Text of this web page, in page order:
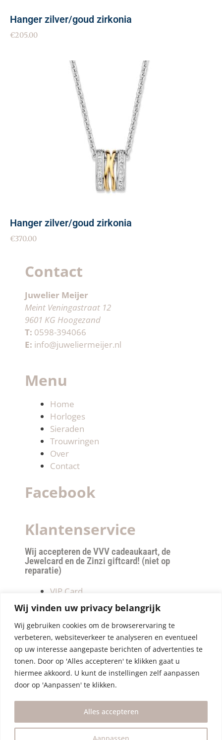
Wij vinden uw privacy belangrijk
Wij gebruiken cookies om de browserervaring te
verbeteren, websiteverkeer te analyseren en eventueel
op uw interesse aangepaste berichten of advertenties te
tonen. Door op 'Alles accepteren' te klikken gaat u
hiermee akkoord. U kunt de instellingen zelf aanpassen
door op 'Aanpassen' te klikken.
Aanpassen
Alles accepteren
Hanger zilver/goud zirkonia
€205.00
Hanger zilver/goud zirkonia
€370.00
Contact
Juwelier Meijer
Meint Veningastraat 12
9601 KG Hoogezand
T: 0598-394066
E: info@juweliermeijer.nl
Menu
Home
Horloges
Sieraden
Trouwringen
Over
Contact
Facebook
Klantenservice
Wij accepteren de VVV cadeaukaart, de
Jewelcard en de Zinzi giftcard! (niet op
reparatie)
VIP Card
Retourneren
Betalen & verzendkosten
Privacy Policy
Algemene Voorwaarden